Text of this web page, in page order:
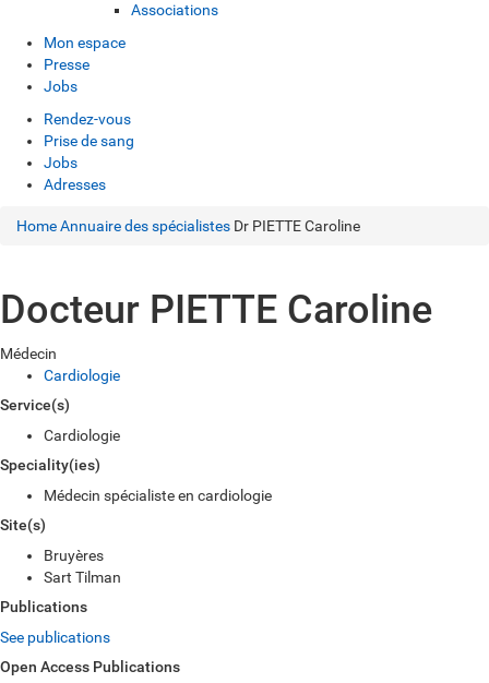
Associations
Mon espace
Presse
Jobs
Rendez-vous
Prise de sang
Jobs
Adresses
HomeAnnuaire des spécialistes Dr PIETTE Caroline
Docteur PIETTE Caroline
Médecin
Cardiologie
Service(s)
Cardiologie
Speciality(ies)
Médecin spécialiste en cardiologie
Site(s)
Bruyères
Sart Tilman
Publications
See publications
Open Access Publications